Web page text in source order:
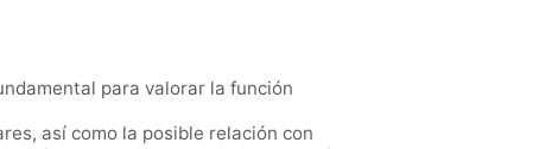
para valorar la función
así como la posible relación con